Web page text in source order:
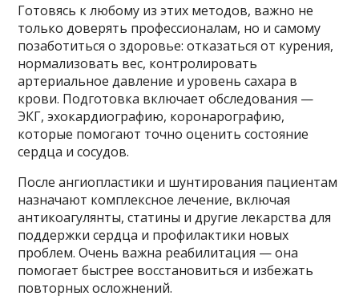
Готовясь к любому из этих методов, важно не
только доверять профессионалам, но и самому
позаботиться о здоровье: отказаться от курения,
нормализовать вес, контролировать
артериальное давление и уровень сахара в
крови. Подготовка включает обследования —
ЭКГ, эхокардиографию, коронарографию,
которые помогают точно оценить состояние
сердца и сосудов.
После ангиопластики и шунтирования пациентам
назначают комплексное лечение, включая
антикоагулянты, статины и другие лекарства для
поддержки сердца и профилактики новых
проблем. Очень важна реабилитация — она
помогает быстрее восстановиться и избежать
повторных осложнений.